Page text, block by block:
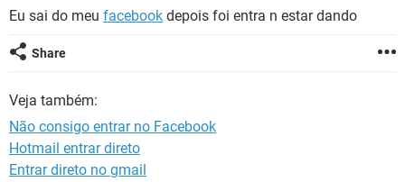
INSTAGRAM GMAIL
OUTLOOK EXCEL
INSTAGRAM
JOGOS WHATSAPP
INSTAGRAM
GUIA DE COMPRAS
Eu sai do meu facebook depois foi entra n estar dando
Share
Veja também:
Não consigo entrar no Facebook
Hotmail entrar direto
Entrar direto no gmail